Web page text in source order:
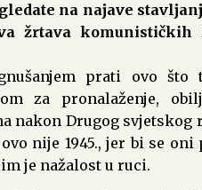
na najave
žrtava
prati ovo
za pronalaženje,
Drugog svjetskog
nije 1945., jer bi se
je nažalost u ruci.